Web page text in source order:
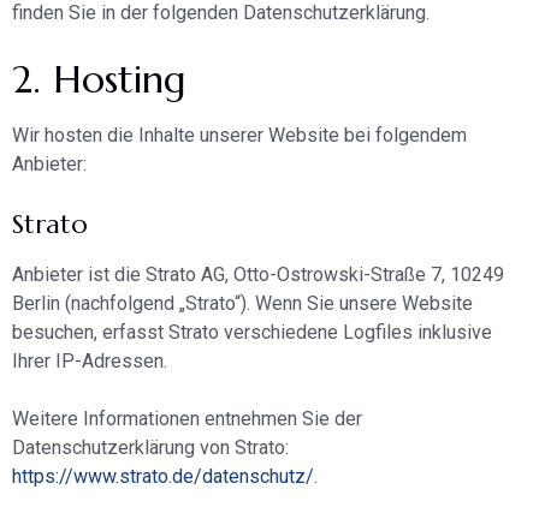
finden Sie in der folgenden Datenschutzerklärung.
2. Hosting
Wir hosten die Inhalte unserer Website bei folgendem
Anbieter:
Strato
Anbieter ist die Strato AG, Otto-Ostrowski-Straße 7, 10249
Berlin (nachfolgend „Strato“). Wenn Sie unsere Website
besuchen, erfasst Strato verschiedene Logfiles inklusive
Ihrer IP-Adressen.
Weitere Informationen entnehmen Sie der
Datenschutzerklärung von Strato:
https://www.strato.de/datenschutz/.